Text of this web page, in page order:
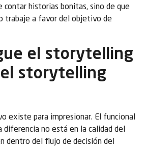
contar historias bonitas, sino de que
trabaje a favor del objetivo de
el storytelling
storytelling
existe para impresionar. El funcional
no está en la calidad del
dentro del flujo de decisión del